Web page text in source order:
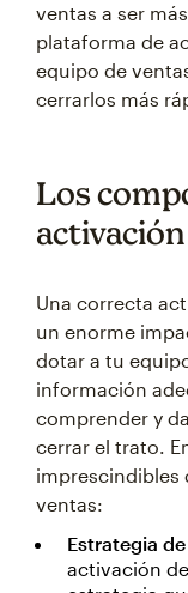
ventas a ser
plataforma de
equipo de
cerrarlos más
Los
Una correcta
un enorme
dotar a tu
información
comprender y
cerrar el trato.
imprescindibles
ventas:
Estrategia
activación